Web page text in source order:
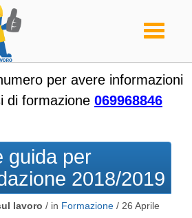
Toggle
per avere informazioni
di formazione 069968846
guida per
2018/2019
lavoro / in Formazione / 26 Aprile